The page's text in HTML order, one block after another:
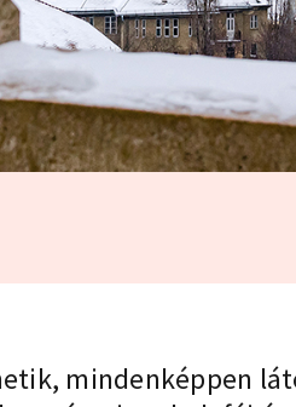
mindenképpen